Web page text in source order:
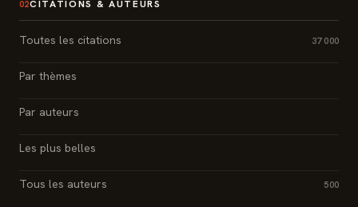
02CITATIONS & AUTEURS
Toutes les citations 37 000
Par thèmes
Par auteurs
Les plus belles
Tous les auteurs 500